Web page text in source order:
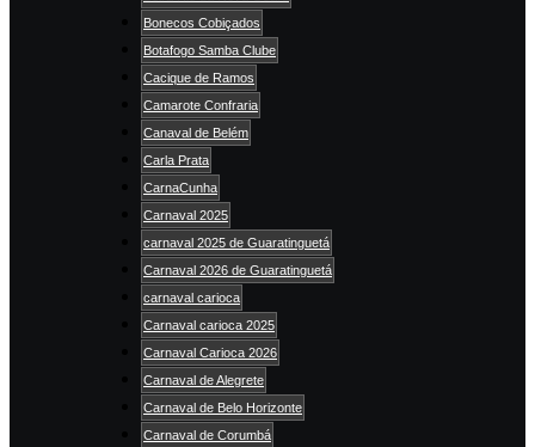
Bonecos Cobiçados
Botafogo Samba Clube
Cacique de Ramos
Camarote Confraria
Canaval de Belém
Carla Prata
CarnaCunha
Carnaval 2025
carnaval 2025 de Guaratinguetá
Carnaval 2026 de Guaratinguetá
carnaval carioca
Carnaval carioca 2025
Carnaval Carioca 2026
Carnaval de Alegrete
Carnaval de Belo Horizonte
Carnaval de Corumbá